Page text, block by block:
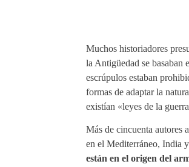
Muchos historiadores
la Antigüedad se basaban
escrúpulos estaban
formas de adaptar la
existían «leyes de la
Más de cincuenta autores
en el Mediterráneo, India
están en el origen del